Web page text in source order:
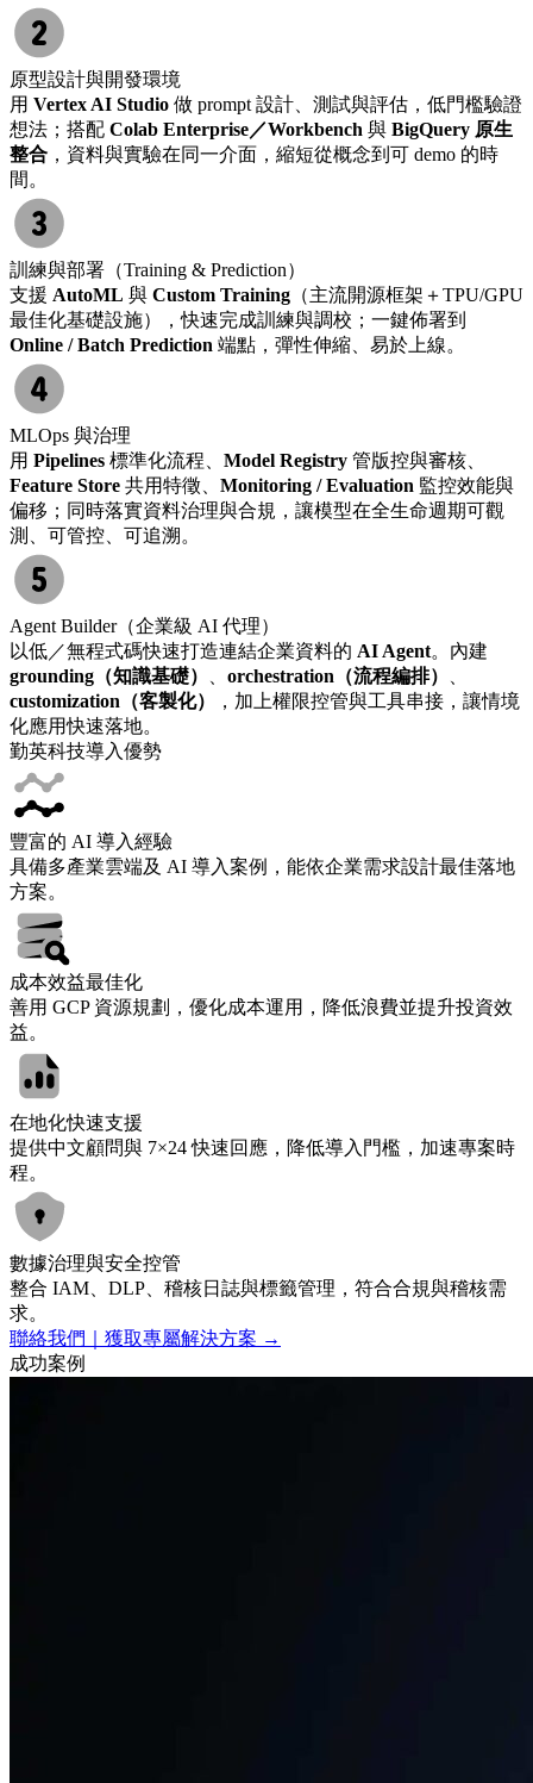
原型設計與開發環境
用 Vertex AI Studio 做 prompt 設計、測試與評估，低門檻驗證
想法；搭配 Colab Enterprise／Workbench 與 BigQuery 原生
整合 ，資料與實驗在同一介面，縮短從概念到可 demo 的時
間。
訓練與部署（Training & Prediction）
支援 AutoML 與 Custom Training （主流開源框架＋TPU/GPU
最佳化基礎設施），快速完成訓練與調校；一鍵佈署到
Online / Batch Prediction 端點，彈性伸縮、易於上線。
MLOps 與治理
用 Pipelines 標準化流程、 Model Registry 管版控與審核、
Feature Store 共用特徵、 Monitoring / Evaluation 監控效能與
偏移；同時落實資料治理與合規，讓模型在全生命週期可觀
測、可管控、可追溯。
Agent Builder（企業級 AI 代理）
以低／無程式碼快速打造連結企業資料的 AI Agent。內建
grounding（知識基礎）
orchestration（流程編排）
customization（客製化）
，加上權限控管與工具串接，讓情境
化應用快速落地。
勤英科技導入優勢
豐富的 AI 導入經驗
具備多產業雲端及 AI 導入案例，能依企業需求設計最佳落地
方案。
成本效益最佳化
善用 GCP 資源規劃，優化成本運用，降低浪費並提升投資效
益。
在地化快速支援
提供中文顧問與 7×24 快速回應，降低導入門檻，加速專案時
程。
數據治理與安全控管
整合 IAM、DLP、稽核日誌與標籤管理，符合合規與稽核需
求。
聯絡我們｜獲取專屬解決方案 →
成功案例